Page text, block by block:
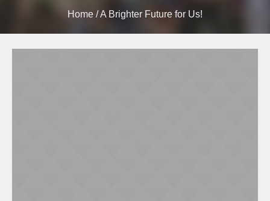
Home /A Brighter Future for Us!